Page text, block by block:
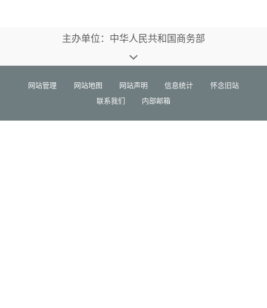
主办单位：中华人民共和国商务部
网站管理 网站地图 网站声明 信息统计
怀念旧站
联系我们
内部邮箱